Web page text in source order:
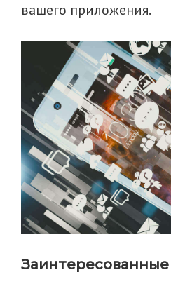
вашего приложения.
Заинтересованные